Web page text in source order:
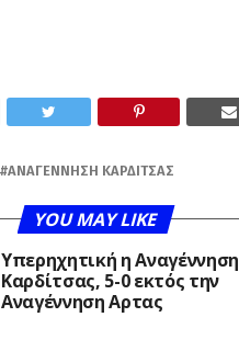
ΑΝΑΓΈΝΝΗΣΗ ΚΑΡΔΊΤΣΑΣ
YOU MAY LIKE
Υπερηχητική η Αναγέννηση
Καρδίτσας, 5-0 εκτός την
Αναγέννηση Αρτας